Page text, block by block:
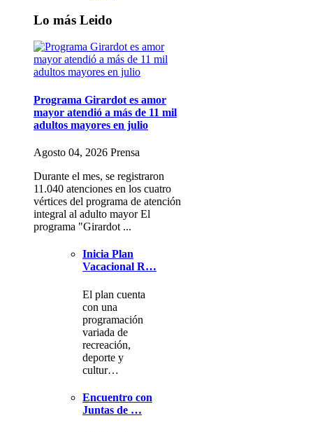
Lo más Leido
Programa Girardot es amor
mayor atendió a más de 11 mil
adultos mayores en julio
Agosto 04, 2026 Prensa
Durante el mes, se registraron
11.040 atenciones en los cuatro
vértices del programa de atención
integral al adulto mayor El
programa "Girardot ...
Inicia Plan
Vacacional R…
El plan cuenta
con una
programación
variada de
recreación,
deporte y
cultur…
Encuentro con
Juntas de …